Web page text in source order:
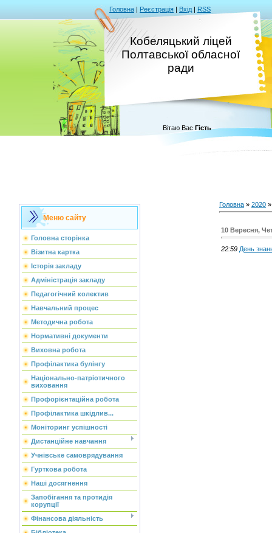
Головна | Реєстрація | Вхід | RSS
Кобеляцький ліцей
Полтавської обласної
ради
Вітаю Вас Гість
Меню сайту
Головна сторінка
Візитна картка
Історія закладу
Адміністрація закладу
Педагогічний колектив
Навчальний процес
Методична робота
Нормативні документи
Виховна робота
Профілактика булінгу
Національно-патріотичного
виховання
Профорієнтаційна робота
Профілактика шкідлив...
Моніторинг успішності
Дистанційне навчання
Учнівське самоврядування
Гурткова робота
Наші досягнення
Запобігання та протидія
корупції
Фінансова діяльність
Головна » 2020 »
10 Вересня,
22:59 День